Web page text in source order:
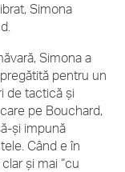
Simona
Simona a
pentru un
de tactică și
pe Bouchard,
și impună
Când e în
și mai “cu